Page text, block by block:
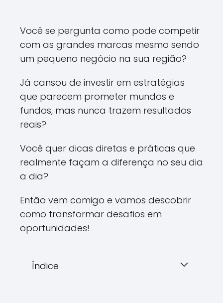
Você se pergunta como pode competir
com as grandes marcas mesmo sendo
um pequeno negócio na sua região?
Já cansou de investir em estratégias
que parecem prometer mundos e
fundos, mas nunca trazem resultados
reais?
Você quer dicas diretas e práticas que
realmente façam a diferença no seu dia
a dia?
Então vem comigo e vamos descobrir
como transformar desafios em
oportunidades!
Índice